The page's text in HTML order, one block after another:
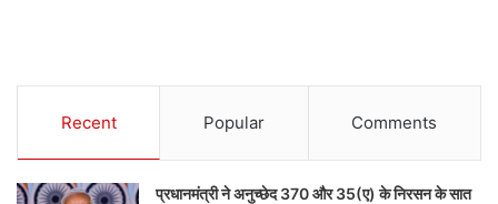
Recent Popular Comments
प्रधानमंत्री ने अनुच्छेद 370 और 35(ए) के निरसन के सात